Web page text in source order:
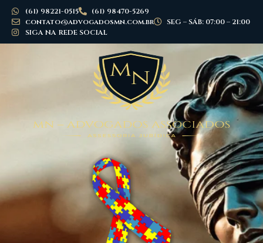
(61) 98221-0515
(61) 98470-5269
contato@advogadosmn.com.br
SEG – SÁB: 07:00 – 21:00
SIGA NA REDE SOCIAL